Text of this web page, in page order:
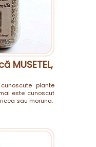
MUSETEL,
plante
este cunoscut
sau moruna.